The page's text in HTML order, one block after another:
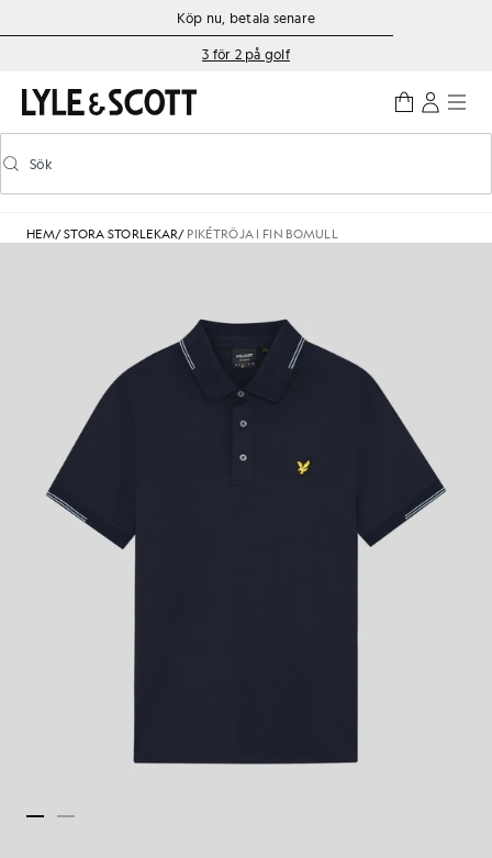
Gå direkt till huvudinnehållet
Information om tillgänglighetKöp nu, betala senare
3 för 2 på golf
Aktivera/inaktivera prediktiv sökning
Sök
HEM/STORA STORLEKAR/ PIKÉTRÖJA I FIN BOMULL